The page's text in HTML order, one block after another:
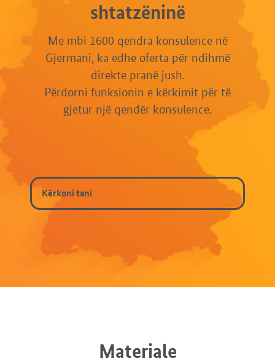
shtatzëninë
Me mbi 1600 qendra konsulence në
Gjermani, ka edhe oferta për ndihmë
direkte pranë jush.
Përdorni funksionin e kërkimit për të
gjetur një qendër konsulence.
Materiale